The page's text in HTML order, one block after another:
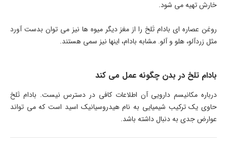
خارش تهیه می شود.
روغن عصاره ای بادام تَلخ را از مغز دیگر میوه ها نیز می توان بدست آورد
مثل زردآلو، هلو و آلو. مشابه بادام، اینها نیز سمی هستند.
بادام تلخ در بدن چگونه عمل می کند
درباره مکانیسم دارویی آن اطلاعات کافی در دسترس نیست. بادام تَلخ
حاوی یک ترکیب شیمیایی به نام هیدروسیانیک اسید است که می تواند
عوارض جدی به دنبال داشته باشد.